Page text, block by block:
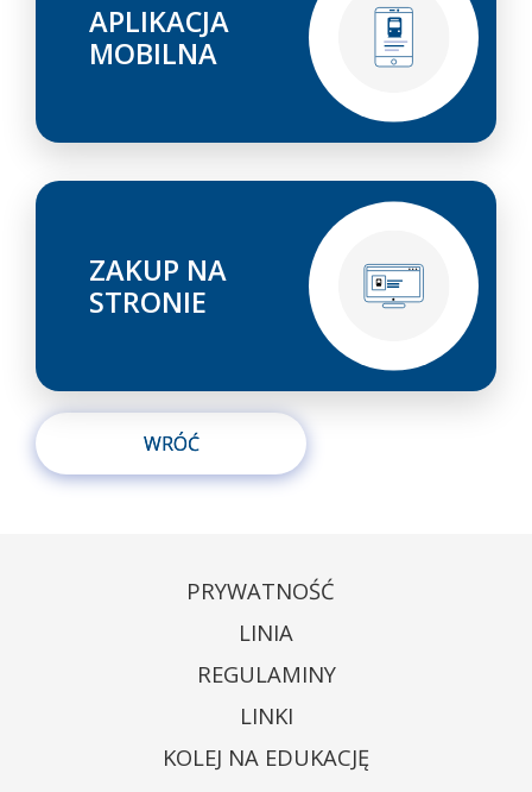
APLIKACJA
MOBILNA
ZAKUP NA
STRONIE
WRÓĆ
PRYWATNOŚĆ
LINIA
REGULAMINY
LINKI
KOLEJ NA EDUKACJĘ